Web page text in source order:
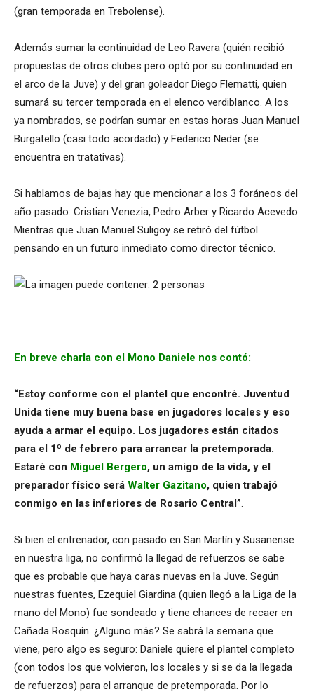
(gran temporada en Trebolense).
Además sumar la continuidad de Leo Ravera (quién recibió
propuestas de otros clubes pero optó por su continuidad en
el arco de la Juve) y del gran goleador Diego Flematti, quien
sumará su tercer temporada en el elenco verdiblanco. A los
ya nombrados, se podrían sumar en estas horas Juan Manuel
Burgatello (casi todo acordado) y Federico Neder (se
encuentra en tratativas).
Si hablamos de bajas hay que mencionar a los 3 foráneos del
año pasado: Cristian Venezia, Pedro Arber y Ricardo Acevedo.
Mientras que Juan Manuel Suligoy se retiró del fútbol
pensando en un futuro inmediato como director técnico.
En breve charla con el Mono Daniele nos contó:
“Estoy conforme con el plantel que encontré. Juventud
Unida tiene muy buena base en jugadores locales y eso
ayuda a armar el equipo. Los jugadores están citados
para el 1º de febrero para arrancar la pretemporada.
Estaré con Miguel Bergero, un amigo de la vida, y el
preparador físico será Walter Gazitano, quien trabajó
conmigo en las inferiores de Rosario Central”.
Si bien el entrenador, con pasado en San Martín y Susanense
en nuestra liga, no confirmó la llegad de refuerzos se sabe
que es probable que haya caras nuevas en la Juve. Según
nuestras fuentes, Ezequiel Giardina (quien llegó a la Liga de la
mano del Mono) fue sondeado y tiene chances de recaer en
Cañada Rosquín. ¿Alguno más? Se sabrá la semana que
viene, pero algo es seguro: Daniele quiere el plantel completo
(con todos los que volvieron, los locales y si se da la llegada
de refuerzos) para el arranque de pretemporada. Por lo